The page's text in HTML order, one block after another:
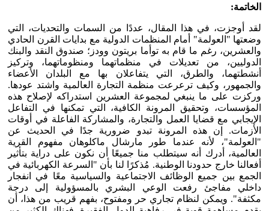
الخاتمة:
لقد أوجزت، في هذا المقال، عددًا من السمات والتحديات، التي
وضعتها "العولمة" أمام المنظمات الدولية مع بدايات القرن الحادي
والعشرين، رغم ما قام به توأما بريتون وودز؛ صندوق النقد والبنك
الدوليين، من تعديلات في منظماتهما ومنظوماتهما، وتركيز
أنشطتهما، والطرق، التي يتفاعلان بها مع البلدان الأعضاء
والجمهور، وكيف ترعرعت منظمة التجارة العالمية واشتد عودها.
وركزت على ما ينبغي لمجموعة العشرين استدراكه لإصلاح هذه
المؤسسات، وتحقيق المرونة الكافية، التي تمكنها في التفاعل
الإيجابي مع قضايا العمل والتجارة، والمشاركة الفاعلة في أوقات
الأزمات. إن هذه المرونة تبدو ضرورية جدًا في الحديث عن
"العولمة"، لأنه عندما طور مارشال ماكلوهان مفهوم القرية
العالمية، أدرك أنه سيتطلب منا جميعًا أن نكون على دراية بتأثير
أفعالنا خارج حدودنا الوطنية. مُذكرًا لنا بأن "السرعة الكهربائية في
الجمع بين جميع الوظائف الاجتماعية والسياسية معًا في انفجار
داخلي مفاجئ رفعت الوعي البشري بالمسؤولية إلى درجة
مكثفة". ويمكن لنظام تجاري حر ومفتوح، بفهم قريب من هذا، أن